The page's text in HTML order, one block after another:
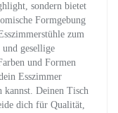
sondern bietet
Formgebung
zum
gesellige
und Formen
Esszimmer
kannst. Deinen Tisch
dich für Qualität,